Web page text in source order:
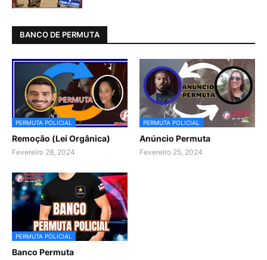
BANCO DE PERMUTA
PERMUTA POLICIAL
Remoção (Lei Orgânica)
Fevereiro 28, 2024
PERMUTA POLICIAL
Anúncio Permuta
Fevereiro 25, 2024
PERMUTA POLICIAL
Banco Permuta